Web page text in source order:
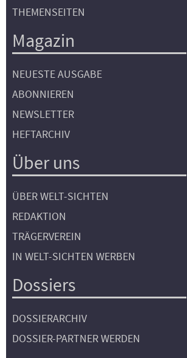
THEMENSEITEN
Magazin
NEUESTE AUSGABE
ABONNIEREN
NEWSLETTER
HEFTARCHIV
Über uns
ÜBER WELT-SICHTEN
REDAKTION
TRÄGERVEREIN
IN WELT-SICHTEN WERBEN
Dossiers
DOSSIERARCHIV
DOSSIER-PARTNER WERDEN